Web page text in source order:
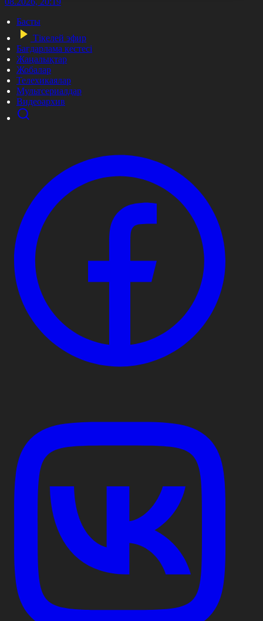
Басты
Тікелей эфир
Бағдарлама кестесі
Жаңалықтар
Жобалар
Телехикаялар
Мультсериалдар
Видеоархив